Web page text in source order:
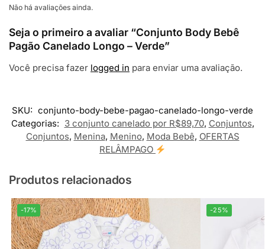
Não há avaliações ainda.
Seja o primeiro a avaliar “Conjunto Body Bebê
Pagão Canelado Longo – Verde”
Você precisa fazer logged in para enviar uma avaliação.
SKU: conjunto-body-bebe-pagao-canelado-longo-verde
Categorias: 3 conjunto canelado por R$89,70, Conjuntos,
Conjuntos, Menina, Menino, Moda Bebê, OFERTAS
RELÂMPAGO
Produtos relacionados
-17% -25%